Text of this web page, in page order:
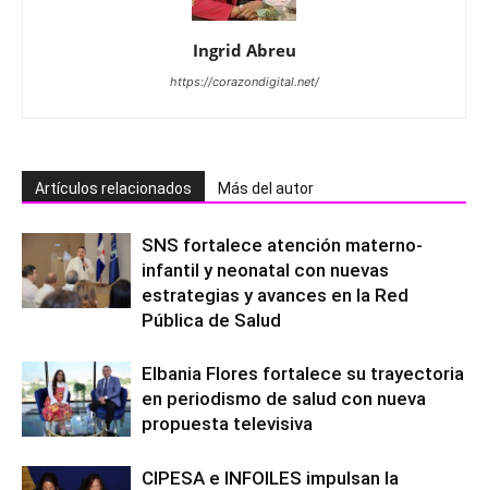
Ingrid Abreu
https://corazondigital.net/
Artículos relacionados Más del autor
SNS fortalece atención materno-
infantil y neonatal con nuevas
estrategias y avances en la Red
Pública de Salud
Elbania Flores fortalece su trayectoria
en periodismo de salud con nueva
propuesta televisiva
CIPESA e INFOILES impulsan la